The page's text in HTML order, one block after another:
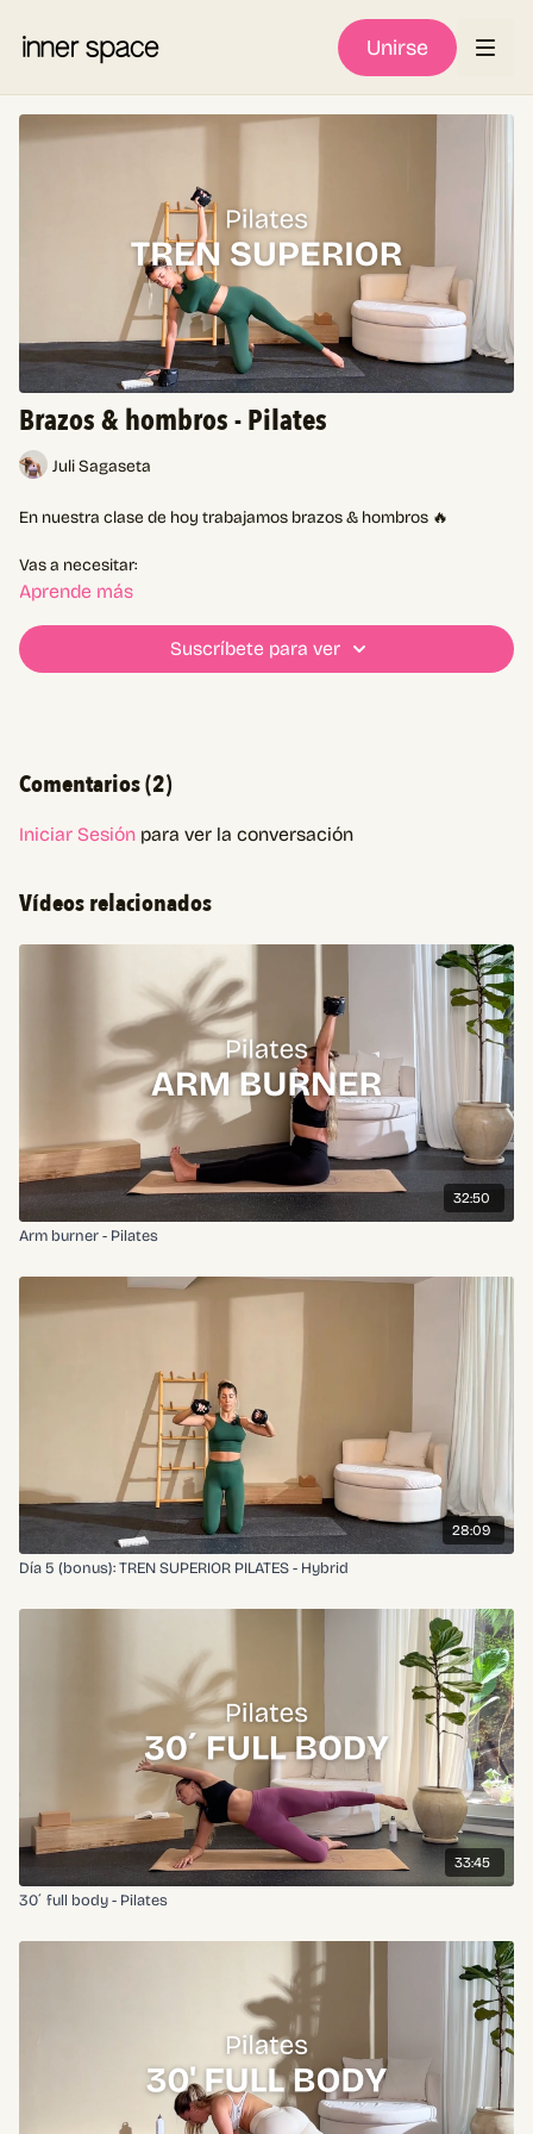
Unirse
Brazos & hombros - Pilates
Juli Sagaseta
En nuestra clase de hoy trabajamos brazos & hombros 🔥
Vas a necesitar:
Mat
¡Contanos cómo terminas!
Aprende más
Suscríbete para ver
Comentarios (2)
Iniciar Sesión para ver la conversación
Vídeos relacionados
32:50
Arm burner - Pilates
28:09
Día 5 (bonus): TREN SUPERIOR PILATES - Hybrid
33:45
30´ full body - Pilates